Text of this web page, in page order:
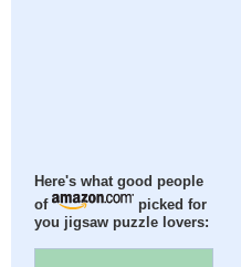
Here's what good people
of
picked for
you jigsaw puzzle lovers: